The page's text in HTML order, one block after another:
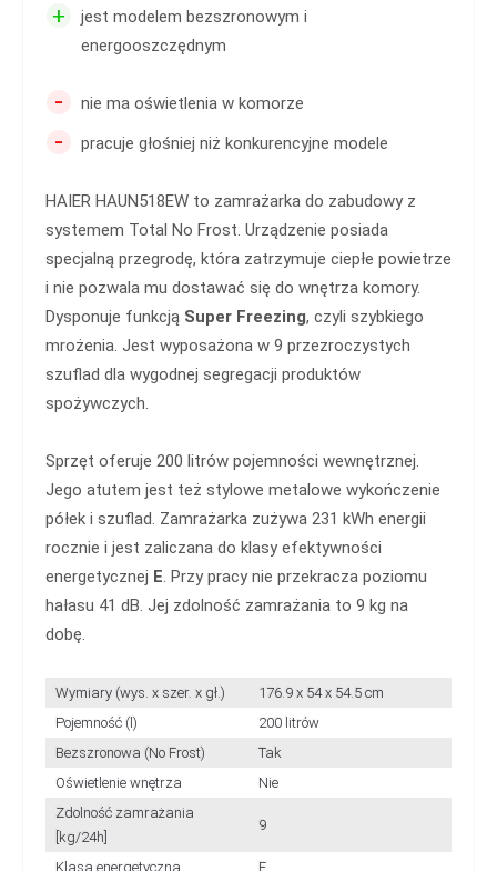
+
jest modelem bezszronowym i
energooszczędnym
- nie ma oświetlenia w komorze
- pracuje głośniej niż konkurencyjne modele
HAIER HAUN518EW to zamrażarka do zabudowy z
systemem Total No Frost. Urządzenie posiada
specjalną przegrodę, która zatrzymuje ciepłe powietrze
i nie pozwala mu dostawać się do wnętrza komory.
Dysponuje funkcją Super Freezing, czyli szybkiego
mrożenia. Jest wyposażona w 9 przezroczystych
szuflad dla wygodnej segregacji produktów
spożywczych.
Sprzęt oferuje 200 litrów pojemności wewnętrznej.
Jego atutem jest też stylowe metalowe wykończenie
półek i szuflad. Zamrażarka zużywa 231 kWh energii
rocznie i jest zaliczana do klasy efektywności
energetycznej E. Przy pracy nie przekracza poziomu
hałasu 41 dB. Jej zdolność zamrażania to 9 kg na
dobę.
Wymiary (wys. x szer. x gł.)
176.9 x 54 x 54.5 cm
Pojemność (l)
200 litrów
Bezszronowa (No Frost)
Tak
Oświetlenie wnętrza
Nie
Zdolność zamrażania
[kg/24h]
9
Klasa energetyczna
E